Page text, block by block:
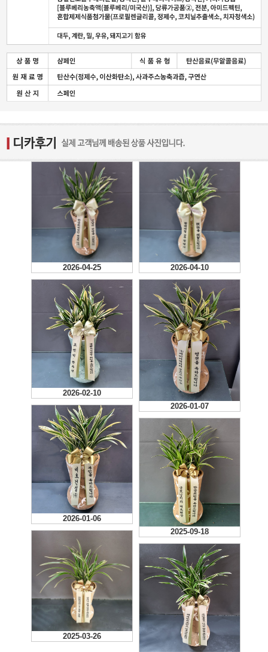
2026-04-25 2026-04-10
2026-02-10
2026-01-07
2026-01-06
2025-09-18
2025-03-26